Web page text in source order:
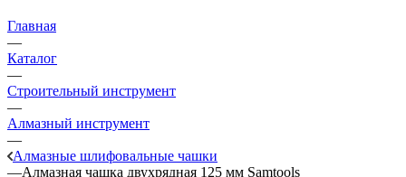
Главная
—
Каталог
—
Строительный инструмент
—
Алмазный инструмент
—
Алмазные шлифовальные чашки
—Алмазная чашка двухрядная 125 мм Samtools